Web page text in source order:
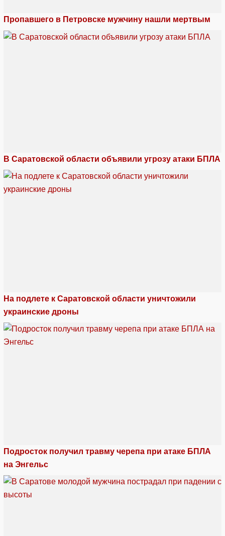
Пропавшего в Петровске мужчину нашли мертвым
В Саратовской области объявили угрозу атаки БПЛА
На подлете к Саратовской области уничтожили
украинские дроны
Подросток получил травму черепа при атаке БПЛА
на Энгельс